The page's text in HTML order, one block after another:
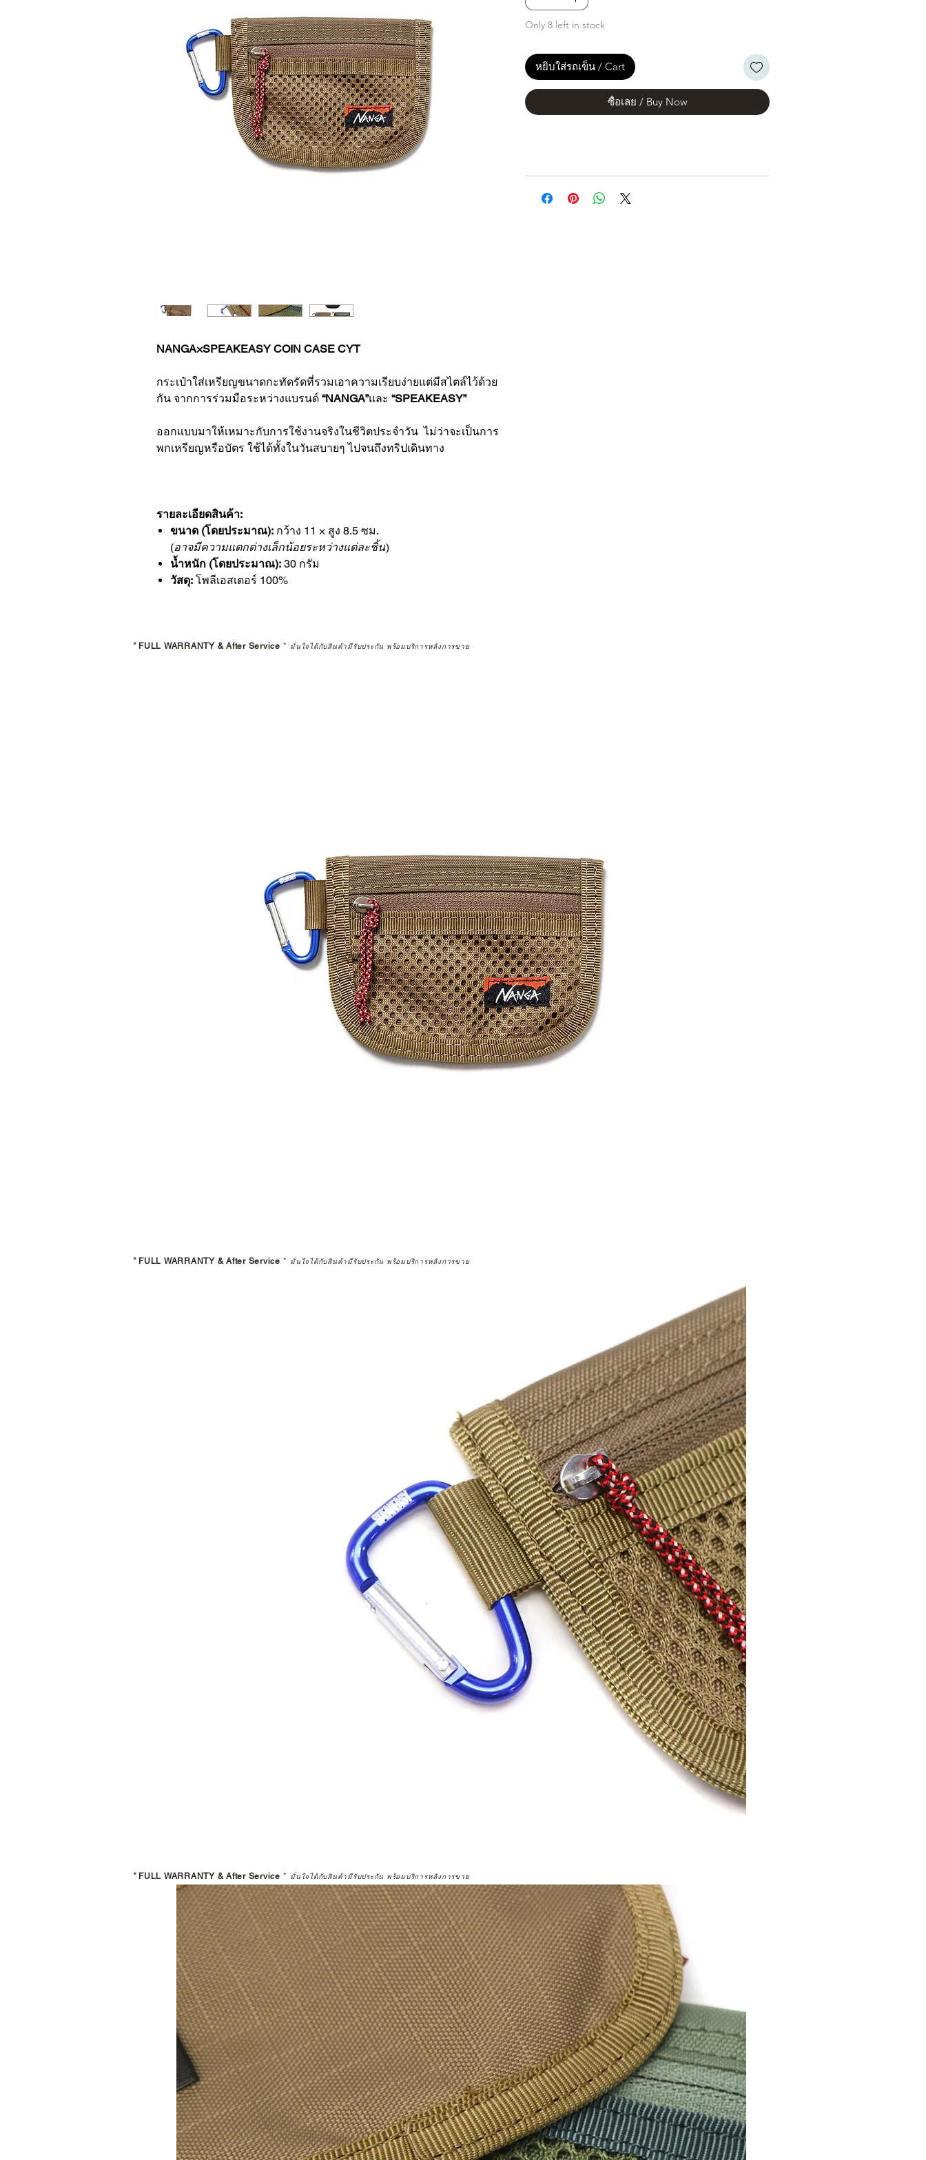
NANGA×SPEAKEASY COIN CASE CYT
กระเป๋าใส่เหรียญขนาดกะทัดรัดที่รวมเอาความเรียบง่ายแต่มีสไตล์ไว้ด้วย
กัน จากการร่วมมือระหว่างแบรนด์ “NANGA”และ “SPEAKEASY”
ออกแบบมาให้เหมาะกับการใช้งานจริงในชีวิตประจำวัน ไม่ว่าจะเป็นการ
พกเหรียญหรือบัตร ใช้ได้ทั้งในวันสบายๆ ไปจนถึงทริปเดินทาง
รายละเอียดสินค้า:
ขนาด (โดยประมาณ): กว้าง 11 × สูง 8.5 ซม.
(อาจมีความแตกต่างเล็กน้อยระหว่างแต่ละชิ้น)
น้ำหนัก (โดยประมาณ): 30 กรัม
วัสดุ: โพลีเอสเตอร์ 100%
Only 8 left in stock
หยิบใส่รถเข็น / Cart
ซื้อเลย / Buy Now
* FULL WARRANTY & After Service * มั่นใจได้กับสินค้ามีรับประกัน พร้อมบริการหลังการขาย
* FULL WARRANTY & After Service * มั่นใจได้กับสินค้ามีรับประกัน พร้อมบริการหลังการขาย
* FULL WARRANTY & After Service * มั่นใจได้กับสินค้ามีรับประกัน พร้อมบริการหลังการขาย